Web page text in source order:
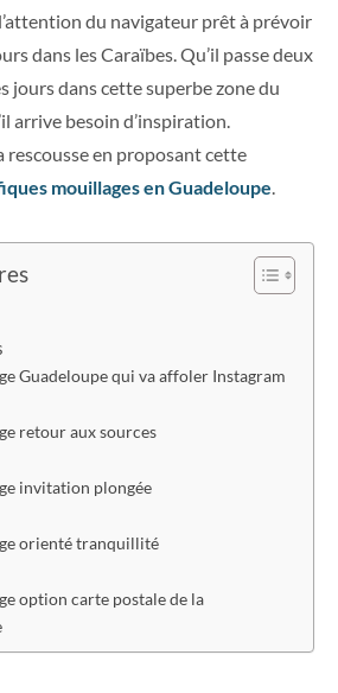
du navigateur prêt à prévoir
dans les Caraïbes. Qu’il passe deux
jours dans cette superbe zone du
arrive besoin d’inspiration.
rescousse en proposant cette
mouillages en Guadeloupe.
Guadeloupe qui va affoler Instagram
retour aux sources
invitation plongée
orienté tranquillité
option carte postale de la